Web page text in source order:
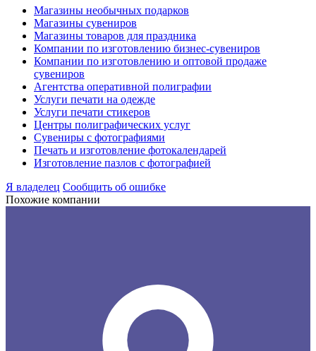
Магазины необычных подарков
Магазины сувениров
Магазины товаров для праздника
Компании по изготовлению бизнес-сувениров
Компании по изготовлению и оптовой продаже
сувениров
Агентства оперативной полиграфии
Услуги печати на одежде
Услуги печати стикеров
Центры полиграфических услуг
Сувениры с фотографиями
Печать и изготовление фотокалендарей
Изготовление пазлов с фотографией
Я владелец Сообщить об ошибке
Похожие компании